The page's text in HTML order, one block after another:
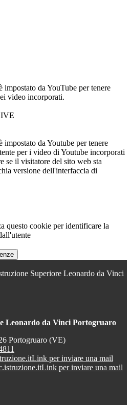
impostato da YouTube per tenere
video incorporati.
impostato da Youtube per tenere
per i video di Youtube incorporati
se il visitatore del sito web sta
versione dell'interfaccia di
questo cookie per identificare la
Superiore Leonardo da Vinci
Leonardo da Vinci Portogruaro
Portogruaro (VE)
Link per inviare una mail
Link per inviare una mail